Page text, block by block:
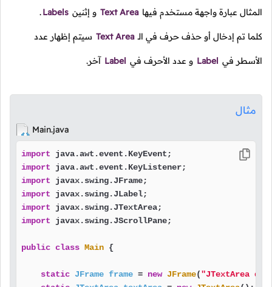
المثال عبارة واجهة مستخدم فيها Text Area و إثنين Labels
.
كلما تم إدخال أو حذف حرف في الـ Text Area سيتم إظهار عدد
الأسطر في Label و عدد الأحرف في Label آخر.
مثال
Main.java
import
import
import
import
import
import javax.swing.JScrollPane;
public class Main {
static JFrame frame = new JFrame("JTextArea